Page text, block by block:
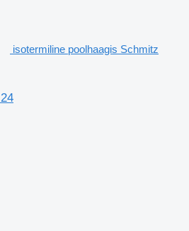
isotermiline poolhaagis Schmitz